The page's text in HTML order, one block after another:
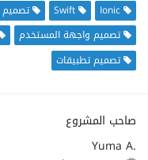
Ionic
Swift تصميم
تصميم واجهة المستخدم
تصميم تطبيقات
صاحب المشروع
Yuma A.